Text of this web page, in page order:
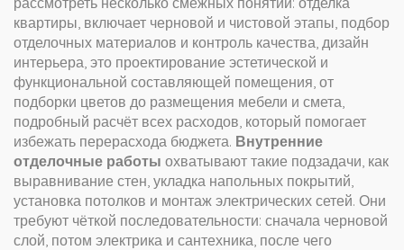
квартиры, включает черновой и чистовой этапы, подбор
отделочных материалов и контроль качества, дизайн
интерьера, это проектирование эстетической и
функциональной составляющей помещения, от
подборки цветов до размещения мебели и смета,
подробный расчёт всех расходов, который помогает
избежать перерасхода бюджета. Внутренние
отделочные работы охватывают такие подзадачи, как
выравнивание стен, укладка напольных покрытий,
установка потолков и монтаж электрических сетей. Они
требуют чёткой последовательности: сначала черновой
слой, потом электрика и сантехника, после чего